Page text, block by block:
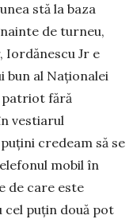
stă la baza
de turneu,
Iordănescu Jr e
bun al Naționalei
patriot fără
ves­ti­arul
credeam să se
mobil în
de care este
cel puțin două pot